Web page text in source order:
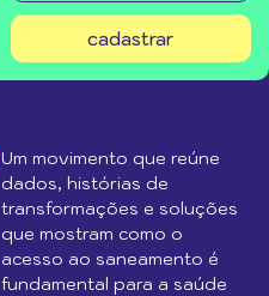
cadastrar
Um movimento que reúne
dados, histórias de
transformações e soluções
que mostram como o
acesso ao saneamento é
fundamental para a saúde